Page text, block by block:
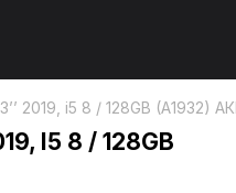
2019, i5 8 / 128GB (A1932)
I5 8 / 128GB